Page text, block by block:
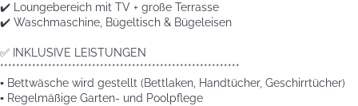
✔️ Loungebereich mit TV + große Terrasse
✔️ Waschmaschine, Bügeltisch & Bügeleisen
✅ INKLUSIVE LEISTUNGEN
************************************************************
▪️ Bettwäsche wird gestellt (Bettlaken, Handtücher, Geschirrtücher)
▪️ Regelmäßige Garten- und Poolpflege